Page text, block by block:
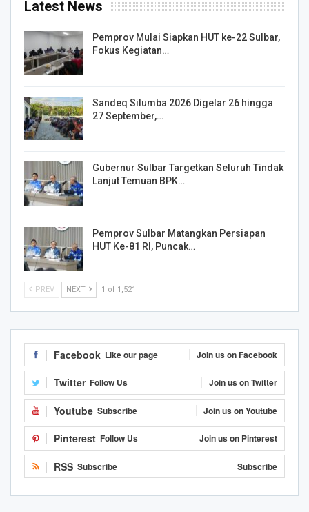
Latest News
Pemprov Mulai Siapkan HUT ke-22 Sulbar,
Fokus Kegiatan…
Sandeq Silumba 2026 Digelar 26 hingga
27 September,…
Gubernur Sulbar Targetkan Seluruh Tindak
Lanjut Temuan BPK…
Pemprov Sulbar Matangkan Persiapan
HUT Ke-81 RI, Puncak…
PREV NEXT 1 of 1,521
Facebook Like our page Join us on Facebook
Twitter Follow Us Join us on Twitter
Youtube Subscribe Join us on Youtube
Pinterest Follow Us Join us on Pinterest
RSS Subscribe Subscribe